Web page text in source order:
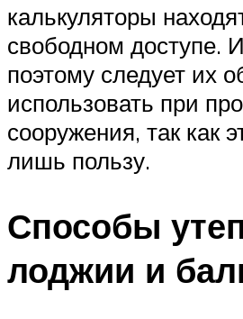
калькуляторы
свободном доступе.
поэтому следует их
использовать при
сооружения, так как
лишь пользу.
Способы
лоджии и